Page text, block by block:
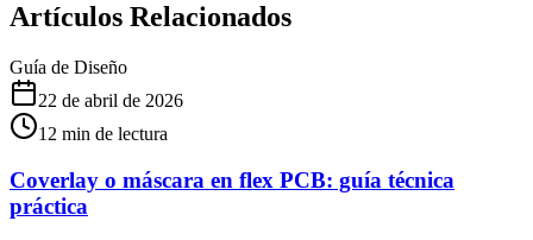
Artículos Relacionados
Guía de Diseño
22 de abril de 2026
12 min de lectura
Coverlay o máscara en flex PCB: guía técnica
práctica